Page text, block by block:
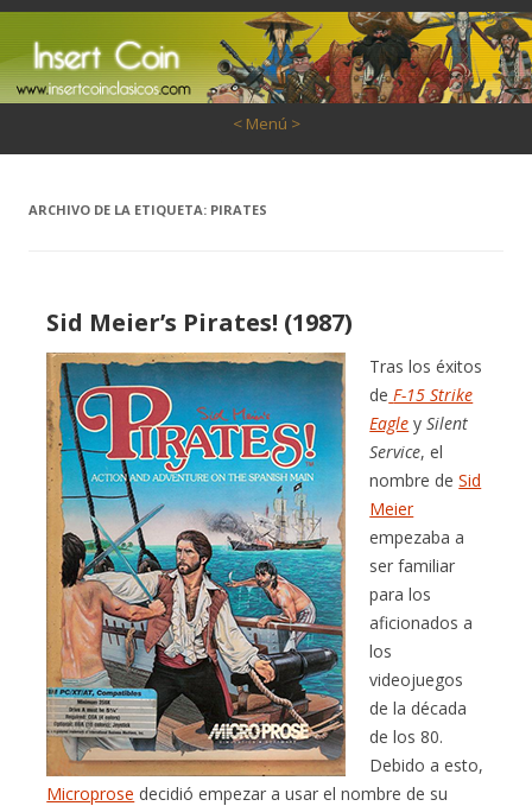
< Menú >
ARCHIVO DE LA ETIQUETA: PIRATES
Sid Meier’s Pirates! (1987)
Tras los éxitos
de F-15 Strike
Eagle ySilent
Service, el
nombre deSid
Meier
empezaba a
ser familiar
para los
aficionados a
los
videojuegos
de la década
de los 80.
Debido a esto,
Microprose decidió empezar a usar el nombre de su